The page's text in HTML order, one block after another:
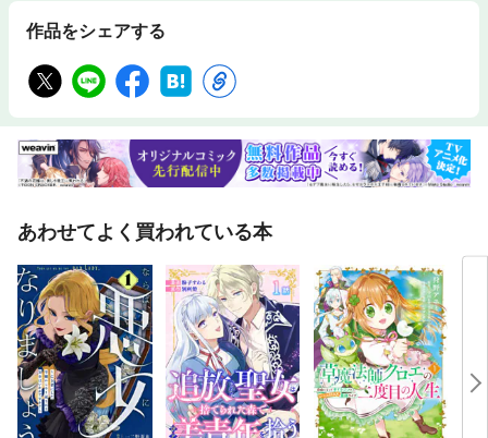
作品をシェアする
あわせてよく買われている本